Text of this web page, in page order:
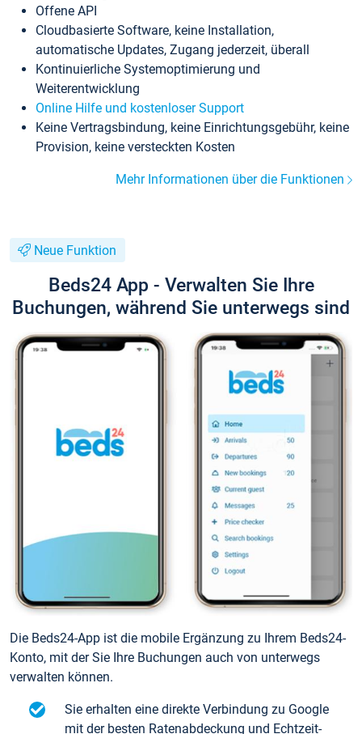
Offene API
Cloudbasierte Software, keine Installation,
automatische Updates, Zugang jederzeit, überall
Kontinuierliche Systemoptimierung und
Weiterentwicklung
Online Hilfe und kostenloser Support
Keine Vertragsbindung, keine Einrichtungsgebühr, keine
Provision, keine versteckten Kosten
Mehr Informationen über die Funktionen
Neue Funktion
Beds24 App - Verwalten Sie Ihre
Buchungen, während Sie unterwegs sind
Die Beds24-App ist die mobile Ergänzung zu Ihrem Beds24-
Konto, mit der Sie Ihre Buchungen auch von unterwegs
verwalten können.
Sie erhalten eine direkte Verbindung zu Google
mit der besten Ratenabdeckung und Echtzeit-